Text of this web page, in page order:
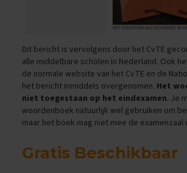
O
e
f
e
n
x
a
e
n
Dit bericht is vervolgens door het CvTE
alle middelbare scholen in Nederland. Ook
de normale website van het CvTE en de
het bericht inmiddels overgenomen. Het
niet toegestaan op het eindexamen. Je
woordenboek natuurlijk wel gebruiken om
maar het boek mag niet mee de examenzaal
Gratis Beschikbaar